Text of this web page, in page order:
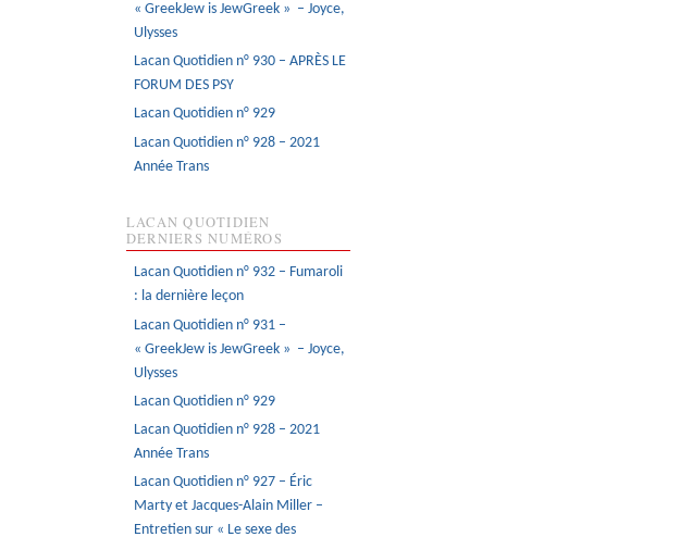
« GreekJew is JewGreek » – Joyce,
Ulysses
Lacan Quotidien n° 930 – APRÈS LE
FORUM DES PSY
Lacan Quotidien n° 929
Lacan Quotidien n° 928 – 2021
Année Trans
LACAN QUOTIDIEN
DERNIERS NUMÉROS
Lacan Quotidien n° 932 – Fumaroli
: la dernière leçon
Lacan Quotidien n° 931 –
« GreekJew is JewGreek » – Joyce,
Ulysses
Lacan Quotidien n° 929
Lacan Quotidien n° 928 – 2021
Année Trans
Lacan Quotidien n° 927 – Éric
Marty et Jacques-Alain Miller –
Entretien sur « Le sexe des